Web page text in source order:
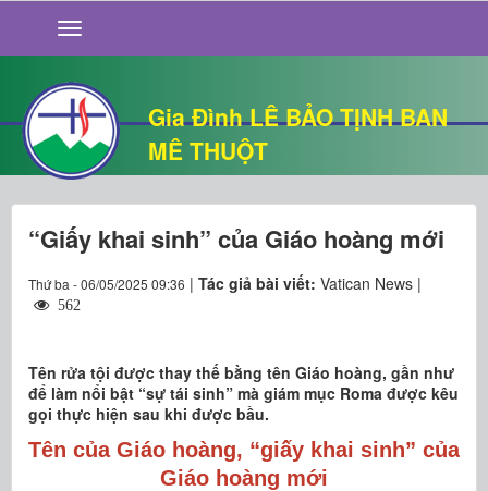
Gia Đình LÊ BẢO TỊNH BAN
MÊ THUỘT
GIỚI THIỆU
TIN TỨC
SỐNG ĐẠO
CHUYỆN NHÀ
QUÁN VĂN
THƯ GIÃN
“Giấy khai sinh” của Giáo hoàng mới
Thứ ba - 06/05/2025 09:36 | Tác giả bài viết: Vatican News |
562
Tên rửa tội được thay thế bằng tên Giáo hoàng, gần như
để làm nổi bật “sự tái sinh” mà giám mục Roma được kêu
gọi thực hiện sau khi được bầu.
Tên của Giáo hoàng, “giấy khai sinh” của
Giáo hoàng mới